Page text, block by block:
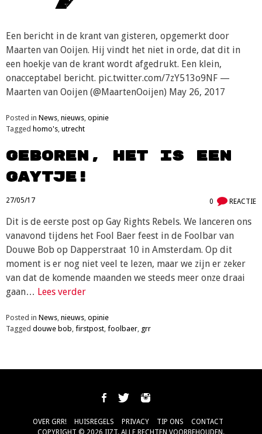
Een bericht in de krant van gisteren, opgemerkt door
Maarten van Ooijen. Hij vindt het niet in orde, dat dit in
een hoekje van de krant wordt afgedrukt. Een klein,
onacceptabel bericht. pic.twitter.com/7zY513o9NF —
Maarten van Ooijen (@MaartenOoijen) May 26, 2017
Posted in News nieuws opinie
Tagged homo's utrecht
Geboren, het is een
gaytje!
27/05/17 0 REACTIE
Dit is de eerste post op Gay Rights Rebels. We lanceren ons
vanavond tijdens het Fool Baer feest in de Foolbar van
Douwe Bob op Dapperstraat 10 in Amsterdam. Op dit
moment is er nog niet veel te lezen, maar we zijn er zeker
van dat de komende maanden we steeds meer onze draai
gaan… Lees verder
Posted in News nieuws opinie
Tagged douwe bob firstpost foolbaer grr
OVER GRR! HUISREGELS PRIVACY TIP ONS
CONTACT
COPYRIGHT © 2026 IIZT. ALLE RECHTEN VOORBEHOUDEN.